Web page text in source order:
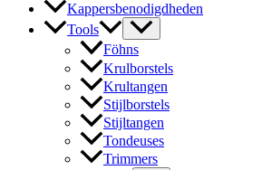
Kappersbenodigdheden
Tools
Föhns
Krulborstels
Krultangen
Stijlborstels
Stijltangen
Tondeuses
Trimmers